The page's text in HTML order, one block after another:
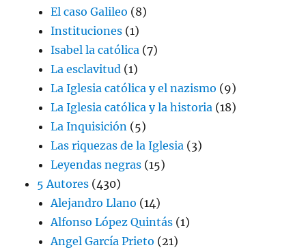
El caso Galileo (8)
Instituciones (1)
Isabel la católica (7)
La esclavitud (1)
La Iglesia católica y el nazismo (9)
La Iglesia católica y la historia (18)
La Inquisición (5)
Las riquezas de la Iglesia (3)
Leyendas negras (15)
5 Autores (430)
Alejandro Llano (14)
Alfonso López Quintás (1)
Angel García Prieto (21)